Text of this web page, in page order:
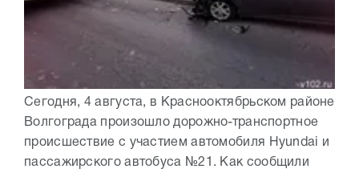
Сегодня, 4 августа, в Краснооктябрьском районе
Волгограда произошло дорожно-транспортное
происшествие с участием автомобиля Hyundai и
пассажирского автобуса №21. Как сообщили